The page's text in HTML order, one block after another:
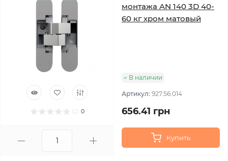
0
монтажа AN 140 3D 40-
60 кг хром матовый
В наличии
Артикул: 927.56.014
656.41 грн
Купить